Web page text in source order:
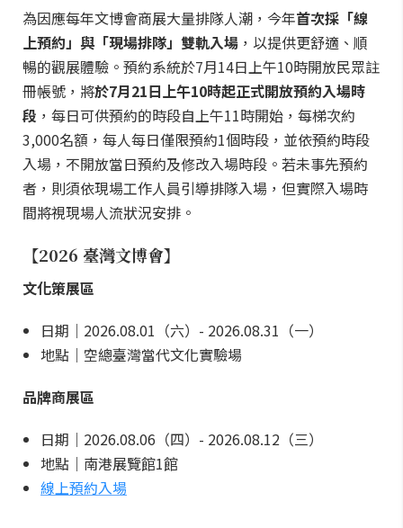
為因應每年文博會商展大量排隊人潮，今年首次採「線
上預約」與「現場排隊」雙軌入場 ，以提供更舒適、順
暢的觀展體驗。預約系統於7月14日上午10時開放民眾註
冊帳號，將於7月21日上午10時起正式開放預約入場時
段 ，每日可供預約的時段自上午11時開始，每梯次約
3,000名額，每人每日僅限預約1個時段，並依預約時段
入場，不開放當日預約及修改入場時段。若未事先預約
者，則須依現場工作人員引導排隊入場，但實際入場時
間將視現場人流狀況安排。
【2026 臺灣文博會】
文化策展區
日期｜2026.08.01（六）- 2026.08.31（一）
地點｜空總臺灣當代文化實驗場
品牌商展區
日期｜2026.08.06（四）- 2026.08.12（三）
地點｜南港展覽館1館
線上預約入場